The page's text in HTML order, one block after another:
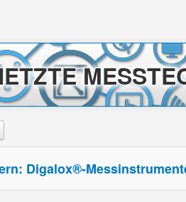
Digalox®-